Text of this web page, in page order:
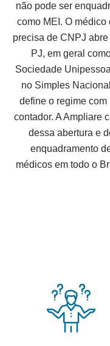
não pode ser
como MEI. O médico
precisa de CNPJ abre
PJ, em geral
Sociedade
no Simples
define o regime com
contador. A Ampliare
dessa abertura e
enquadramento
médicos em todo o